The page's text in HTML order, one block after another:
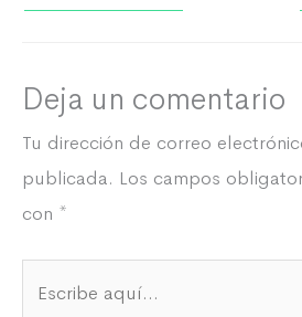
Deja un comentario
Tu dirección de correo
publicada. Los campos
con *